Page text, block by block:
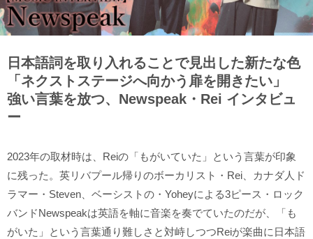
日本語詞を取り入れることで見出した新たな色
「ネクストステージへ向かう扉を開きたい」
強い言葉を放つ、Newspeak・Rei インタビュ
ー
2023年の取材時は、Reiの「もがいていた」という言葉が印象
に残った。英リバプール帰りのボーカリスト・Rei、カナダ人ド
ラマー・Steven、ベーシストの・Yoheyによる3ピース・ロック
バンドNewspeakは英語を軸に音楽を奏でていたのだが、「も
がいた」という言葉通り難しさと対峙しつつReiが楽曲に日本語